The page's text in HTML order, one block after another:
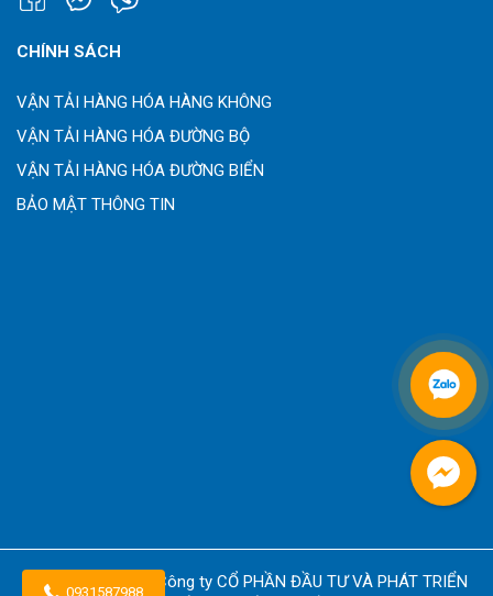
0931587988
CHÍNH SÁCH
VẬN TẢI HÀNG HÓA HÀNG KHÔNG
VẬN TẢI HÀNG HÓA ĐƯỜNG BỘ
VẬN TẢI HÀNG HÓA ĐƯỜNG BIỂN
BẢO MẬT THÔNG TIN
Copyright © 2026
Công ty CỔ PHẦN ĐẦU TƯ VÀ PHÁT TRIỂN